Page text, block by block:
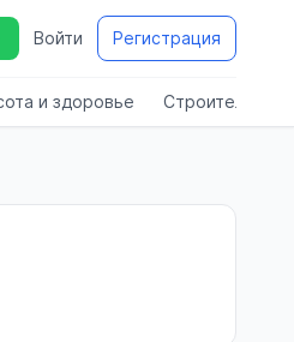
Войти Регистрация
и здоровье Строительство